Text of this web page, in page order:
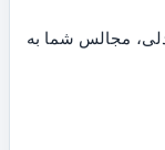
مجالس شما به